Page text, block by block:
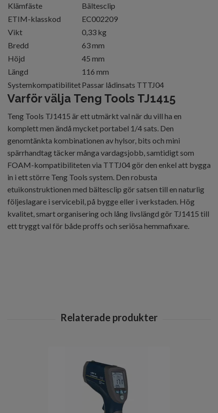
Klämfäste
Bältesclip
ETIM-klasskod
EC002209
Vikt
0,33 kg
Bredd
63 mm
Höjd
45 mm
Längd
116 mm
SystemkompatibilitetPassar lådinsats TTTJ04
Varför välja Teng Tools TJ1415
Teng Tools TJ1415 är ett utmärkt val när du vill ha en
komplett men ändå mycket portabel 1/4 sats. Den
genomtänkta kombinationen av hylsor, bits och mini
spärrhandtag täcker många vardagsjobb, samtidigt som
FOAM-kompatibiliteten via TTTJ04 gör den enkel att bygga
in i ett större Teng Tools system. Den robusta
etuikonstruktionen med bältesclip gör satsen till en naturlig
följeslagare i servicebil, på bygge eller i verkstaden. Hög
kvalitet, smart organisering och lång livslängd gör TJ1415 till
ett tryggt val för både proffs och seriösa hemmafixare.